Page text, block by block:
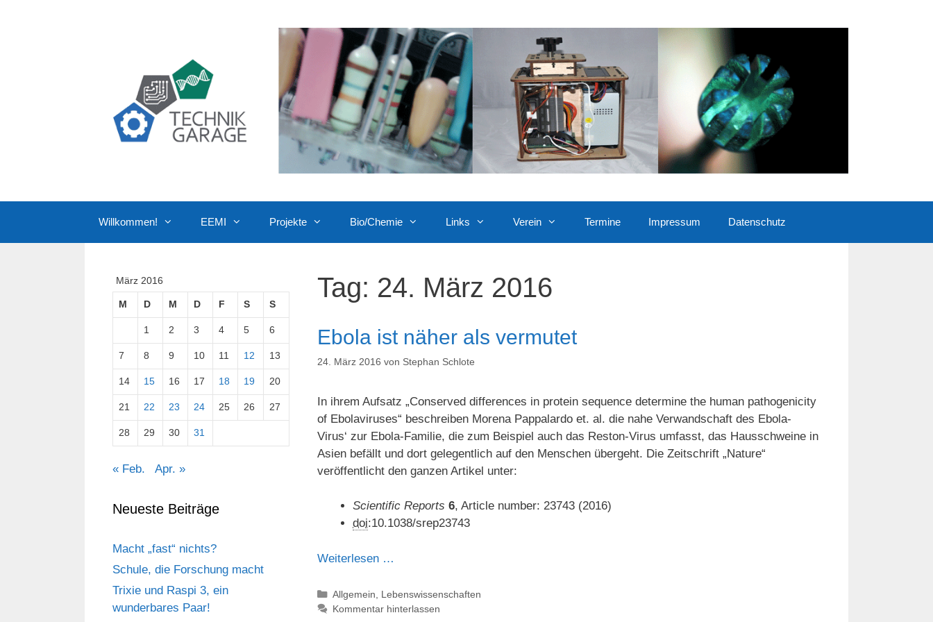
Willkommen! EEMI Projekte Bio/Chemie Links Verein Termine Impressum Datenschutz
Tag: 24. März 2016
Ebola ist näher als vermutet
24. März 2016 von Stephan Schlote
In ihrem Aufsatz „Conserved differences in protein sequence determine the human pathogenicity
of Ebolaviruses“ beschreiben Morena Pappalardo et. al. die nahe Verwandschaft des Ebola-
Virus‘ zur Ebola-Familie, die zum Beispiel auch das Reston-Virus umfasst, das Hausschweine in
Asien befällt und dort gelegentlich auf den Menschen übergeht. Die Zeitschrift „Nature“
veröffentlicht den ganzen Artikel unter:
Scientific Reports 6, Article number: 23743 (2016)
doi:10.1038/srep23743
Weiterlesen …
Kategorien
Allgemein
Lebenswissenschaften
Kommentar hinterlassen
März 2016
M D M D F S S
1 2 3 4 5 6
7 8 9 10 11 12 13
14 15 16 17 18 19 20
21 22 23 24 25 26 27
28 29 30 31
« Feb. Apr. »
Neueste Beiträge
Macht „fast“ nichts?
Schule, die Forschung macht
Trixie und Raspi 3, ein
wunderbares Paar!